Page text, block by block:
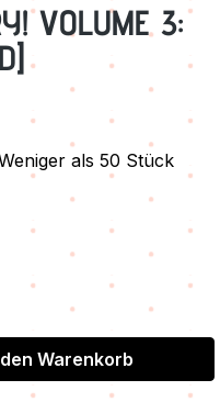
VOLUME 3:
als 50 Stück
Warenkorb